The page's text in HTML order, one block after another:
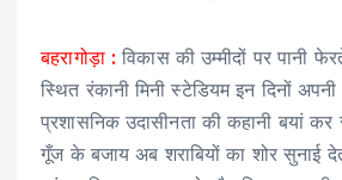
बहरागोड़ा : विकास की उम्मीदों पर पानी
स्थित रंकानी मिनी स्टेडियम इन दिनों
प्रशासनिक उदासीनता की कहानी बयां
गूँज के बजाय अब शराबियों का शोर सुनाई